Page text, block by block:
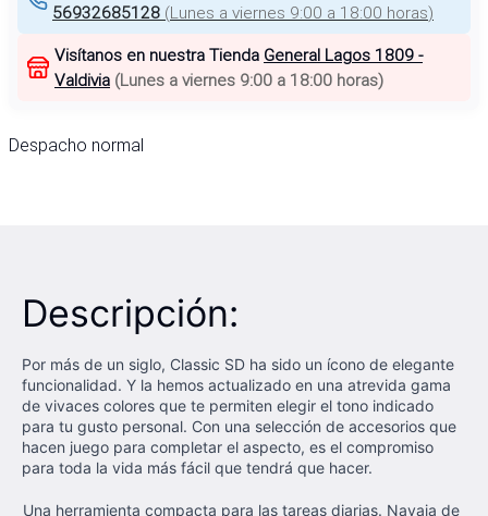
56932685128 (Lunes a viernes 9:00 a 18:00 horas)
Visítanos en nuestra Tienda General Lagos 1809 -
Valdivia (Lunes a viernes 9:00 a 18:00 horas)
Despacho normal
Descripción:
Por más de un siglo, Classic SD ha sido un ícono de elegante
funcionalidad. Y la hemos actualizado en una atrevida gama
de vivaces colores que te permiten elegir el tono indicado
para tu gusto personal. Con una selección de accesorios que
hacen juego para completar el aspecto, es el compromiso
para toda la vida más fácil que tendrá que hacer.
Una herramienta compacta para las tareas diarias. Navaja de